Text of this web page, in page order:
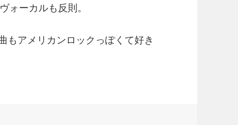
ォーカルも反則。
もアメリカンロックっぽくて好き